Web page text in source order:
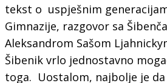
tekst o uspješnim
Gimnazije, razgovor sa
Aleksandrom Sašom
Šibenik vrlo jednostavno
toga. Uostalom, najbolje je